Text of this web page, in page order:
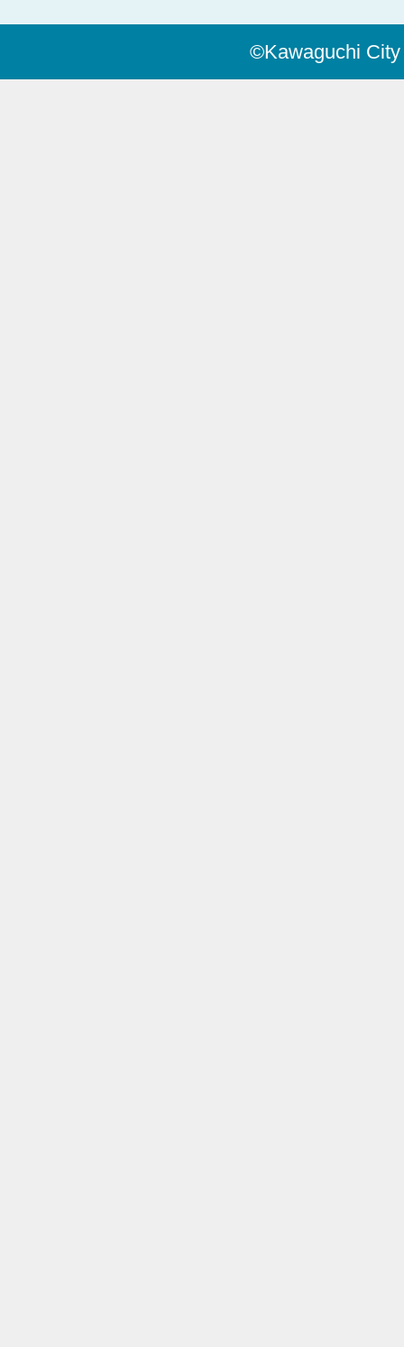
©Kawaguchi City